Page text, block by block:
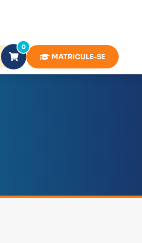
0
MATRICULE-SE